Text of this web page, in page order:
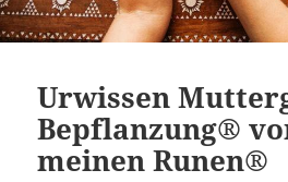
Urwissen
Bepflanzung®
meinen Runen®